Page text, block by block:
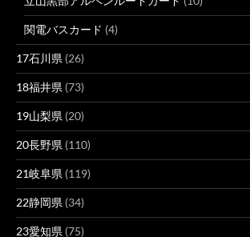
関電バスカード (4)
17石川県 (26)
18福井県 (73)
19山梨県 (20)
20長野県 (110)
21岐阜県 (119)
22静岡県 (34)
23愛知県 (75)